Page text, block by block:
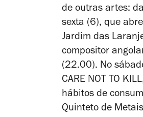
de outras artes:
sexta (6), que
Jardim das
compositor
(22.00). No
CARE NOT TO
hábitos de
Quinteto de